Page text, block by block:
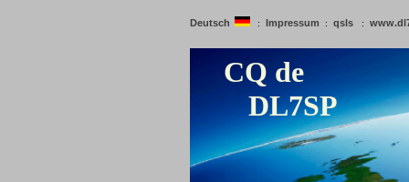
Deutsch : Impressum : qsls :
CQ de
DL7SP